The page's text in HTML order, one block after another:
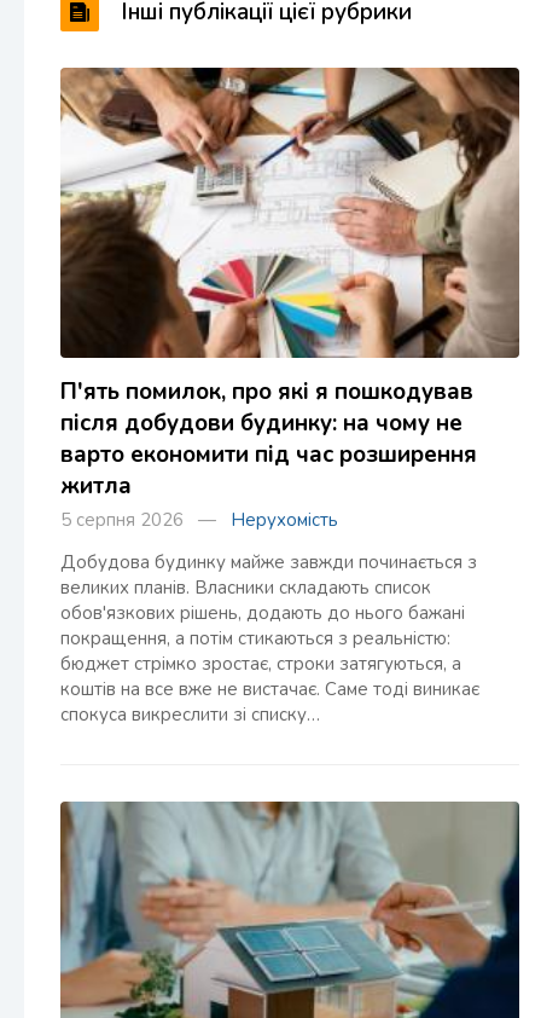
Інші публікації цієї рубрики
П'ять помилок, про які я пошкодував
після добудови будинку: на чому не
варто економити під час розширення
житла
5 серпня 2026 — Нерухомість
Добудова будинку майже завжди починається з
великих планів. Власники складають список
обов'язкових рішень, додають до нього бажані
покращення, а потім стикаються з реальністю:
бюджет стрімко зростає, строки затягуються, а
коштів на все вже не вистачає. Саме тоді виникає
спокуса викреслити зі списку…